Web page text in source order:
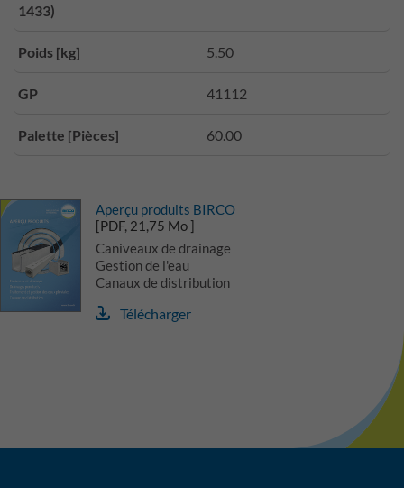
1433)
Poids [kg] 5.50
GP 41112
Palette [Pièces] 60.00
Aperçu produits BIRCO
[PDF, 21,75 Mo ]
Caniveaux de drainage
Gestion de l'eau
Canaux de distribution
Télécharger